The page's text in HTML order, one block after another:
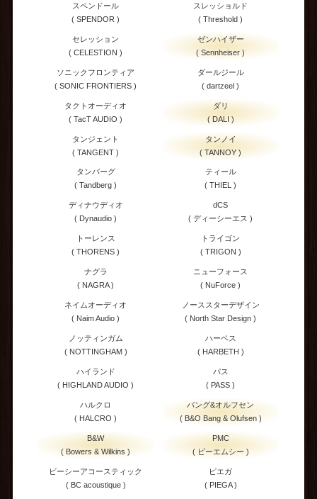
スペンドール
( SPENDOR )
スレッショルド
( Threshold )
セレッション
( CELESTION )
ゼンハイザー
( Sennheiser )
ソニックフロンティア
( SONIC FRONTIERS )
ダールジール
( dartzeel )
タクトオーディオ
( TacT AUDIO )
ダリ
( DALI )
タンジェント
( TANGENT )
タンノイ
( TANNOY )
タンバーグ
( Tandberg )
ティール
( THIEL )
ディナウディオ
( Dynaudio )
dCS
( ディーシーエス )
トーレンス
( THORENS )
トライゴン
( TRIGON )
ナグラ
( NAGRA )
ニューフォース
( NuForce )
ネイムオーディオ
( Naim Audio )
ノーススターデザイン
( North Star Design )
ノッティンガム
( NOTTINGHAM )
ハーベス
( HARBETH )
ハイランド
( HIGHLAND AUDIO )
パス
( PASS )
ハルクロ
( HALCRO )
バング&オルフセン
( B&O Bang & Olufsen )
B&W
( Bowers & Wilkins )
PMC
( ピーエムシー )
ビーシーアコースティック
( BC acoustique )
ピエガ
( PIEGA )